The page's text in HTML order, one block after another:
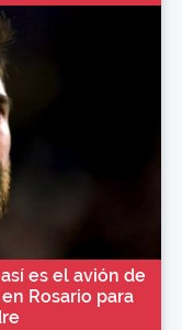
es el avión de
Rosario para